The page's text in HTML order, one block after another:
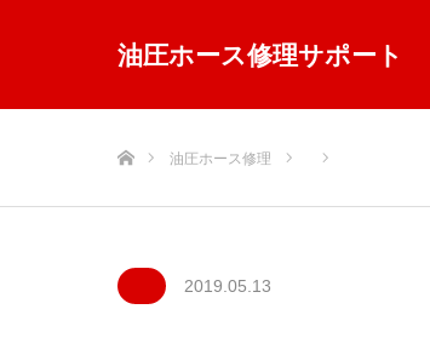
油圧ホース修理サポート
油圧ホース修理
2019.05.13